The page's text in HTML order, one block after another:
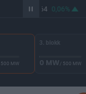
365,64 0,06%
500 MW
3. blokk
0 MW/ 500 MW